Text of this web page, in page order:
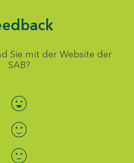
Sie mit der Website der
SAB?
Bewertung auswählen